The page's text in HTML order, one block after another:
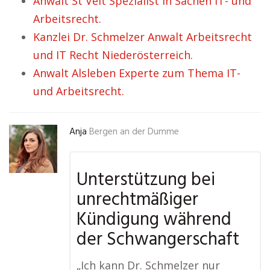
Arbeitsrecht.
Kanzlei Dr. Schmelzer Anwalt Arbeitsrecht
und IT Recht Niederösterreich.
Anwalt Alsleben Experte zum Thema IT-
und Arbeitsrecht.
Anja Bergen an der Dumme
Unterstützung bei
unrechtmäßiger
Kündigung während
der Schwangerschaft
„Ich kann Dr. Schmelzer nur